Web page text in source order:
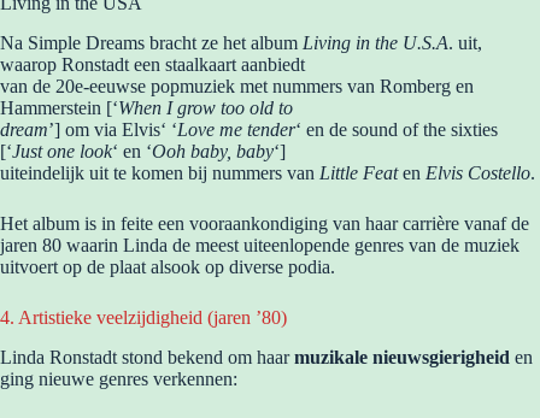
Na Simple Dreams bracht ze het album Living in the U.S.A. uit,
waarop Ronstadt een staalkaart aanbiedt
van de 20e-eeuwse popmuziek met nummers van Romberg en
Hammerstein [‘When I grow too old to
dream’] om via Elvis‘ ‘Love me tender‘ en de sound of the sixties
[‘Just one look‘ en ‘Ooh baby, baby‘]
uiteindelijk uit te komen bij nummers van Little Featen Elvis Costello.
Het album is in feite een vooraankondiging van haar carrière vanaf de
jaren 80 waarin Linda de meest uiteenlopende genres van de muziek
uitvoert op de plaat alsook op diverse podia.
4. Artistieke veelzijdigheid (jaren ’80)
Linda Ronstadt stond bekend om haarmuzikale nieuwsgierigheid en
ging nieuwe genres verkennen: